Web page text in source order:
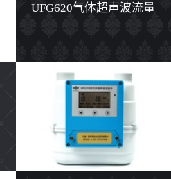
UFG620气体超声波流量